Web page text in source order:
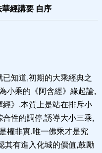
華經講要 自序
知道,初期的大乘經典之
小乘的《阿含經》緣起論,
》,本質上是站在排斥小
性的調停,誘導大小三乘,
權非實,唯一佛乘才是究
其有進入化城的價值,鼓勵